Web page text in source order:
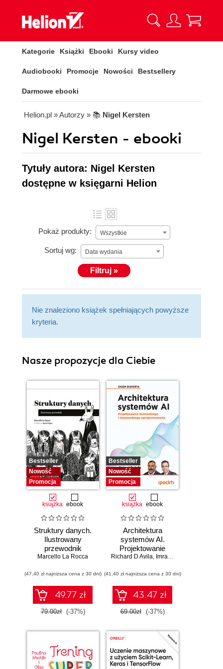
Kategorie Książki Ebooki Kursy video
Audiobooki Promocje Nowości Bestsellery
Darmowe ebooki
Helion.pl » Autorzy » 📚 Nigel Kersten
Nigel Kersten - ebooki
Tytuły autora: Nigel Kersten
dostępne w księgarni Helion
Pokaż produkty: Wszystkie
Sortuj wg: Data wydania
Filtruj »
Nie znaleziono książek spełniających powyższe
kryteria.
Nasze propozycje dla Ciebie
Bestseller
Nowość
Promocja
książka ebook
Struktury danych.
Ilustrowany
przewodnik
Marcello La Rocca
(47,40 zł najniższa cena z 30 dni)
49.77 zł
79.00zł (-37%)
Bestseller
Nowość
Promocja
książka ebook
Architektura
systemów AI.
Projektowanie
skalowalnego i
oprogramowania
Richard D Avila, Imran Ahmad
(41,40 zł najniższa cena z 30 dni)
43.47 zł
69.00zł (-37%)